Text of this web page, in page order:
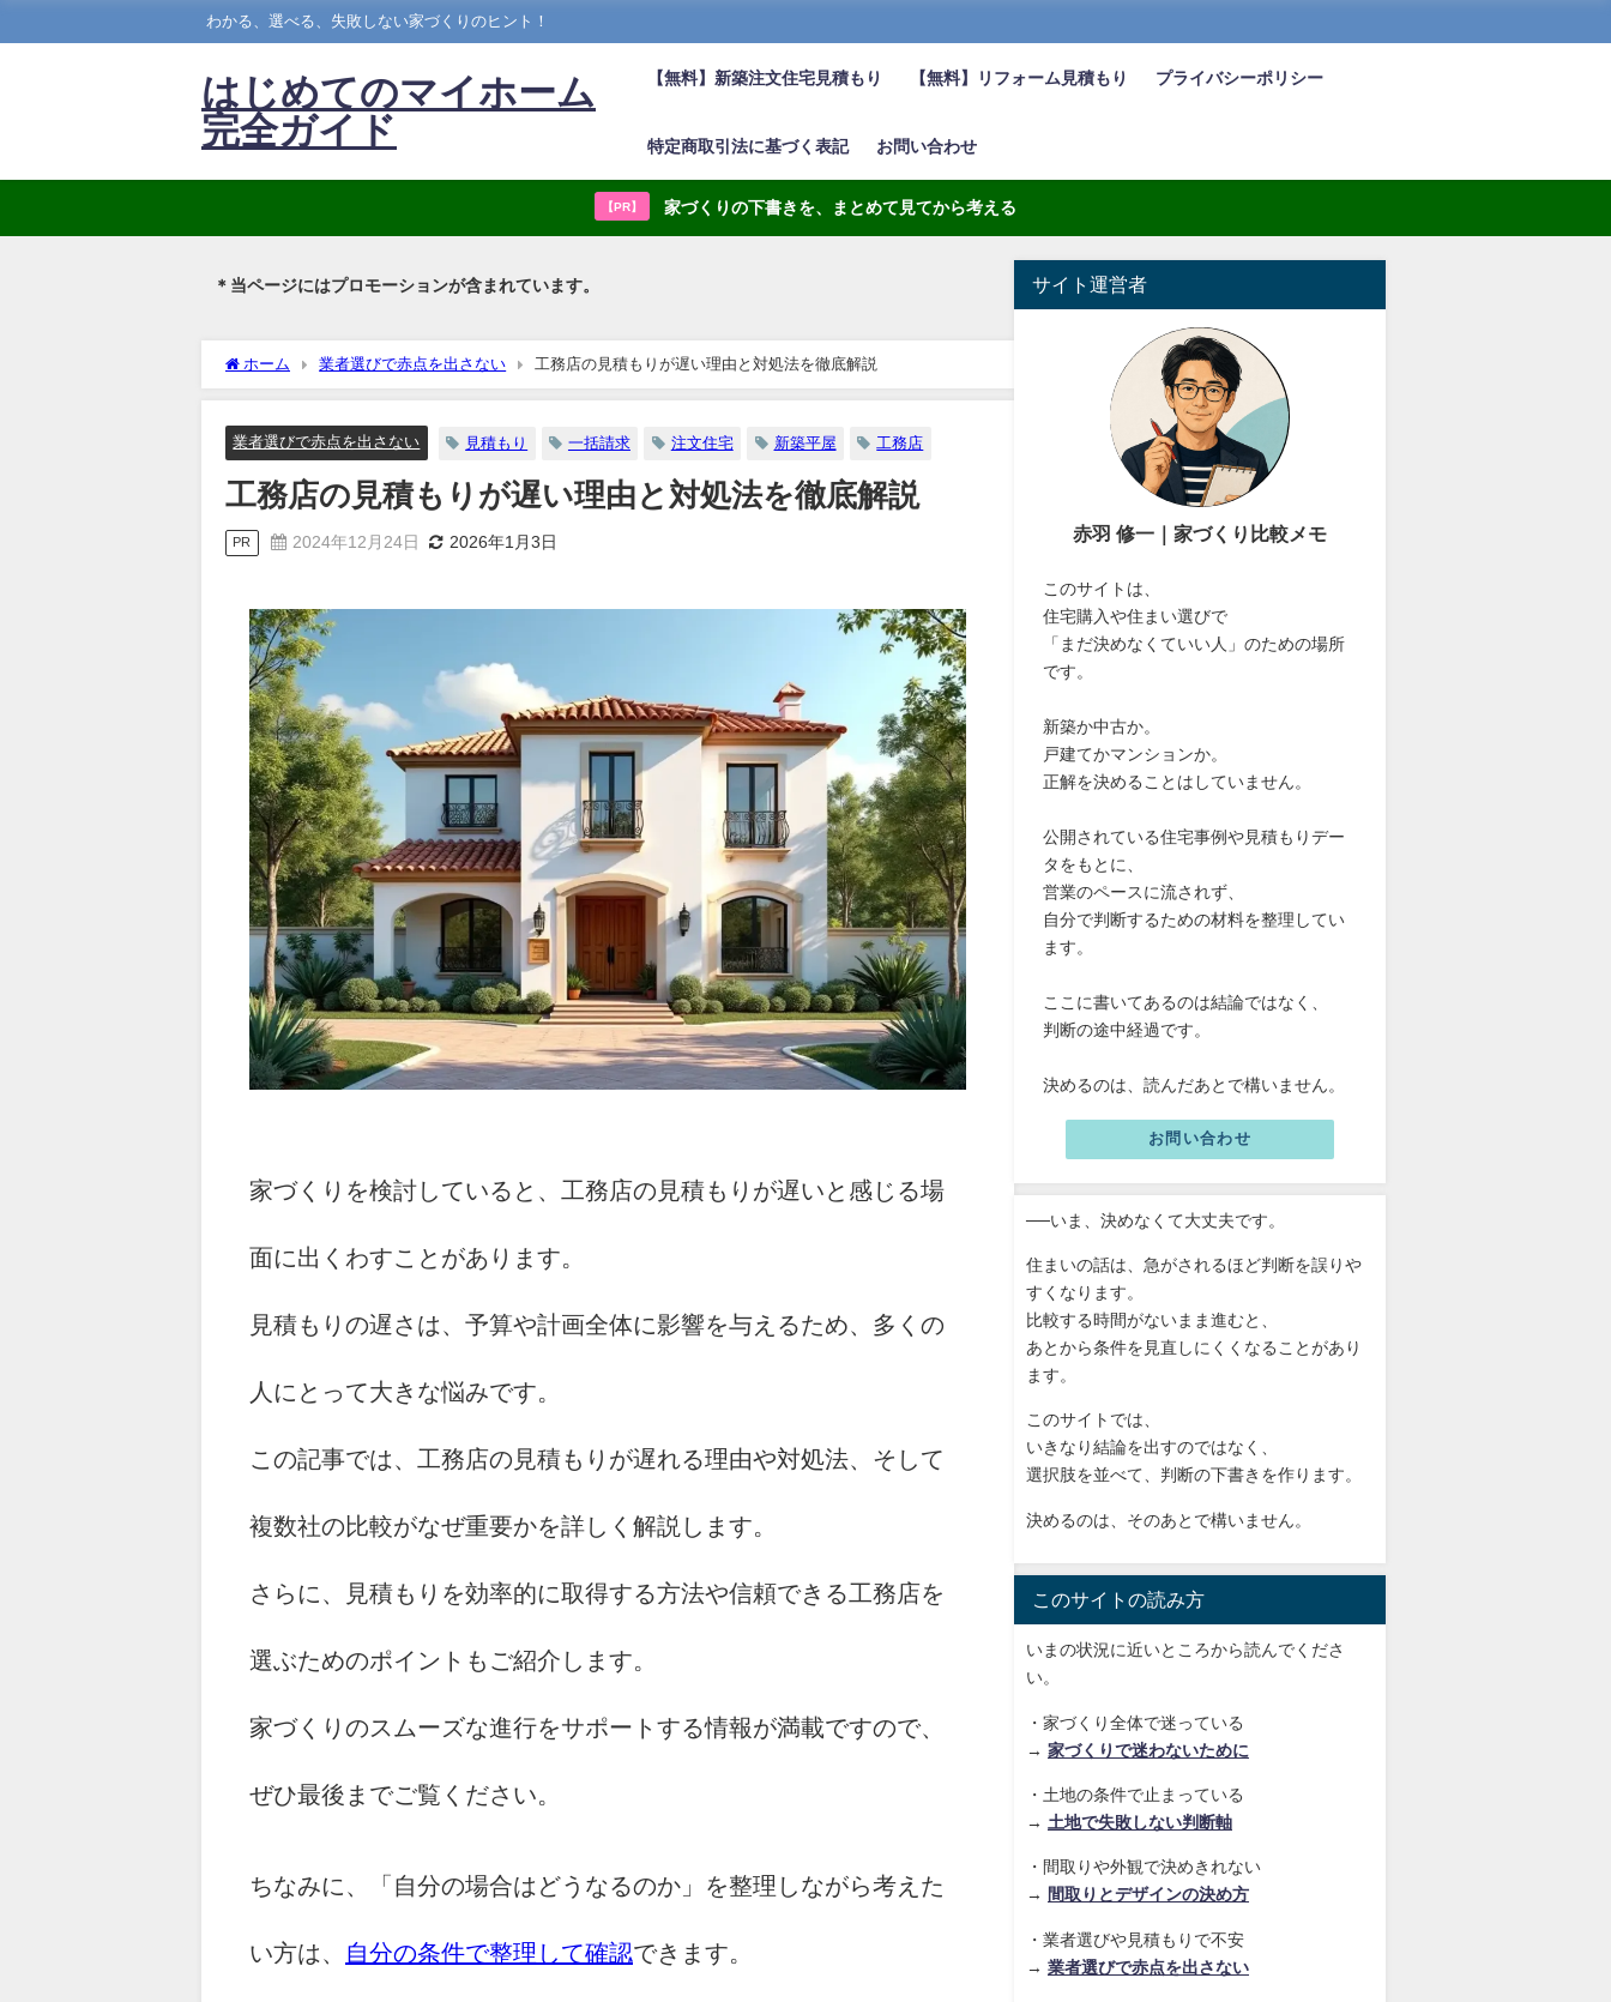
わかる、選べる、失敗しない家づくりのヒント！
はじめてのマイホーム
完全ガイド
【無料】新築注文住宅見積もり 【無料】リフォーム見積もり プライバシーポリシー
特定商取引法に基づく表記 お問い合わせ
【PR】 家づくりの下書きを、まとめて見てから考える
＊当ページにはプロモーションが含まれています。
ホーム 業者選びで赤点を出さない 工務店の見積もりが遅い理由と対処法を徹底解説
業者選びで赤点を出さない 見積もり 一括請求 注文住宅 新築平屋 工務店
工務店の見積もりが遅い理由と対処法を徹底解説
PR 2024年12月24日 2026年1月3日
家づくりを検討していると、工務店の見積もりが遅いと感じる場
面に出くわすことがあります。
見積もりの遅さは、予算や計画全体に影響を与えるため、多くの
人にとって大きな悩みです。
この記事では、工務店の見積もりが遅れる理由や対処法、そして
複数社の比較がなぜ重要かを詳しく解説します。
さらに、見積もりを効率的に取得する方法や信頼できる工務店を
選ぶためのポイントもご紹介します。
家づくりのスムーズな進行をサポートする情報が満載ですので、
ぜひ最後までご覧ください。
ちなみに、「自分の場合はどうなるのか」を整理しながら考えた
い方は、 自分の条件で整理して確認できます。
サイト運営者
赤羽 修一｜家づくり比較メモ
このサイトは、
住宅購入や住まい選びで
「まだ決めなくていい人」のための場所
です。
新築か中古か。
戸建てかマンションか。
正解を決めることはしていません。
公開されている住宅事例や見積もりデー
タをもとに、
営業のペースに流されず、
自分で判断するための材料を整理してい
ます。
ここに書いてあるのは結論ではなく、
判断の途中経過です。
決めるのは、読んだあとで構いません。
お問い合わせ
──いま、決めなくて大丈夫です。
住まいの話は、急がされるほど判断を誤りや
すくなります。
比較する時間がないまま進むと、
あとから条件を見直しにくくなることがあり
ます。
このサイトでは、
いきなり結論を出すのではなく、
選択肢を並べて、判断の下書きを作ります。
決めるのは、そのあとで構いません。
このサイトの読み方
いまの状況に近いところから読んでくださ
い。
・家づくり全体で迷っている
→ 家づくりで迷わないために
・土地の条件で止まっている
→ 土地で失敗しない判断軸
・間取りや外観で決めきれない
→
間取りとデザインの決め方
・業者選びや見積もりで不安
→ 業者選びで赤点を出さない